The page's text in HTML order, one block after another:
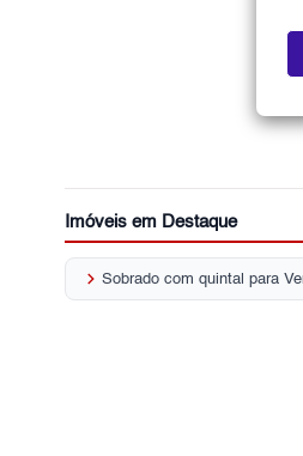
Imóveis em Destaque
keyboard_arrow_right